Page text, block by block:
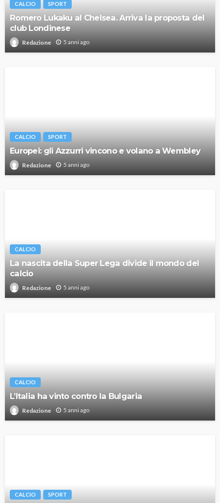
CALCIO SPORT
Romero Lukaku al Chelsea. Arriva la proposta del
club Londinese
Redazione 5 anni ago
CALCIO SPORT
Europei: gli Azzurri vincono e volano a Wembley
Redazione 5 anni ago
CALCIO
La nascita della Super Lega divide il mondo del
calcio
Redazione 5 anni ago
CALCIO
L’Italia ha vinto contro la Bulgaria
Redazione 5 anni ago
CALCIO SPORT